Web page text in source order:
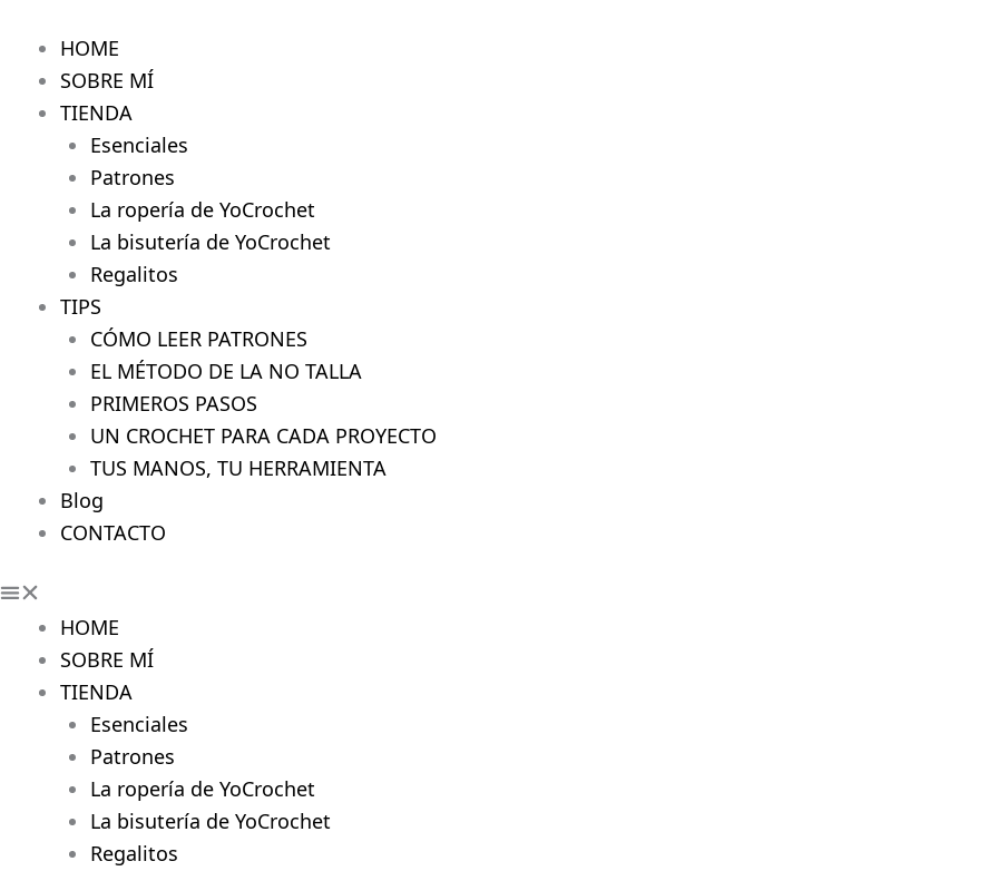
contenido
HOME
SOBRE MÍ
TIENDA
Esenciales
Patrones
La ropería de YoCrochet
La bisutería de YoCrochet
Regalitos
TIPS
CÓMO LEER PATRONES
EL MÉTODO DE LA NO TALLA
PRIMEROS PASOS
UN CROCHET PARA CADA PROYECTO
TUS MANOS, TU HERRAMIENTA
Blog
CONTACTO
HOME
SOBRE MÍ
TIENDA
Esenciales
Patrones
La ropería de YoCrochet
La bisutería de YoCrochet
Regalitos
Mesa
YC